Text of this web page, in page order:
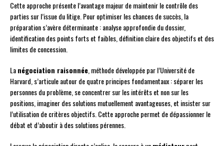
Cette approche présente l’avantage majeur de maintenir le contrôle des
parties sur l’issue du litige. Pour optimiser les chances de succès, la
préparation s’avère déterminante : analyse approfondie du dossier,
identification des points forts et faibles, définition claire des objectifs et des
limites de concession.
Lanégociation raisonnée , méthode développée par l’Université de
Harvard, s’articule autour de quatre principes fondamentaux : séparer les
personnes du problème, se concentrer sur les intérêts et non sur les
positions, imaginer des solutions mutuellement avantageuses, et insister sur
l’utilisation de critères objectifs. Cette approche permet de dépassionner le
débat et d’aboutir à des solutions pérennes.